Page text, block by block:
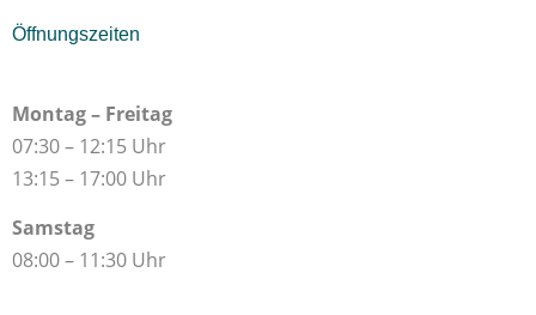
Öffnungszeiten
Montag – Freitag
07:30 – 12:15 Uhr
13:15 – 17:00 Uhr
Samstag
08:00 – 11:30 Uhr